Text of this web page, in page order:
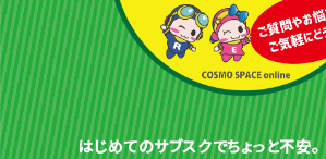
はじめてのサブスクでちょっと不安。